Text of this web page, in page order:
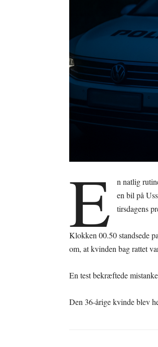
E
n natlig
en bil på
tirsdagens
Klokken 00.50 standsede
om, at kvinden bag rattet
En test bekræftede
Den 36-årige kvinde blev